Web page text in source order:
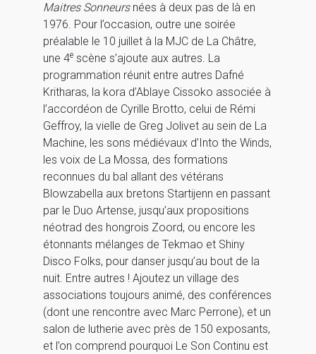
Maitres Sonneursnées à deux pas de là en
1976. Pour l’occasion, outre une soirée
préalable le 10 juillet à la MJC de La Châtre,
une 4e scène s’ajoute aux autres. La
programmation réunit entre autres Dafné
Kritharas, la kora d’Ablaye Cissoko associée à
l’accordéon de Cyrille Brotto, celui de Rémi
Geffroy, la vielle de Greg Jolivet au sein de La
Machine, les sons médiévaux d’Into the Winds,
les voix de La Mossa, des formations
reconnues du bal allant des vétérans
Blowzabella aux bretons Startijenn en passant
par le Duo Artense, jusqu’aux propositions
néotrad des hongrois Zoord, ou encore les
étonnants mélanges de Tekmao et Shiny
Disco Folks, pour danser jusqu’au bout de la
nuit. Entre autres ! Ajoutez un village des
associations toujours animé, des conférences
(dont une rencontre avec Marc Perrone), et un
salon de lutherie avec près de 150 exposants,
et l’on comprend pourquoi Le Son Continu est